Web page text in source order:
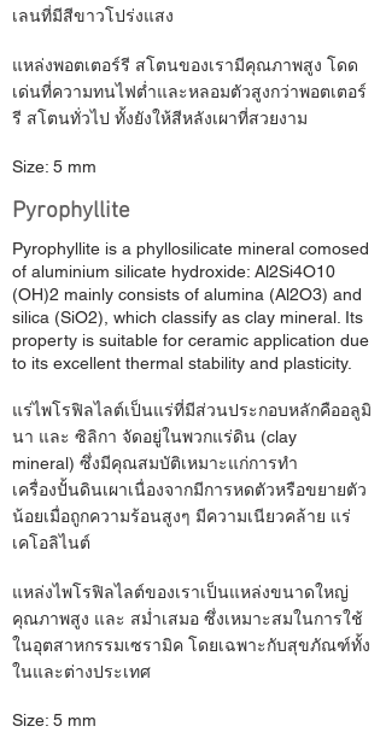
เลนที่มีสีขาวโปร่งแสง
แหล่งพอตเตอร์รี สโตนของเรามีคุณภาพสูง โดด
เด่นที่ความทนไฟต่ำและหลอมตัวสูงกว่าพอตเตอร์
รี สโตนทั่วไป ทั้งยังให้สีหลังเผาที่สวยงาม
Size: 5 mm
Pyrophyllite
Pyrophyllite is a phyllosilicate mineral comosed
of aluminium silicate hydroxide: Al2Si4O10
(OH)2 mainly consists of alumina (Al2O3) and
silica (SiO2), which classify as clay mineral. Its
property is suitable for ceramic application due
to its excellent thermal stability and plasticity.
แร่ไพโรฟิลไลต์เป็นแร่ที่มีส่วนประกอบหลักคืออลูมิ
นา และ ซิลิกา จัดอยู่ในพวกแร่ดิน (clay
mineral) ซึ่งมีคุณสมบัติเหมาะแก่การทำ
เครื่องปั้นดินเผาเนื่องจากมีการหดตัวหรือขยายตัว
น้อยเมื่อถูกความร้อนสูงๆ มีความเนียวคล้าย แร่
เคโอลิไนต์
แหล่งไพโรฟิลไลต์ของเราเป็นแหล่งขนาดใหญ่
คุณภาพสูง และ สม่ำเสมอ ซึ่งเหมาะสมในการใช้
ในอุตสาหกรรมเซรามิค โดยเฉพาะกับสุขภัณฑ์ทั้ง
ในและต่างประเทศ
Size: 5 mm